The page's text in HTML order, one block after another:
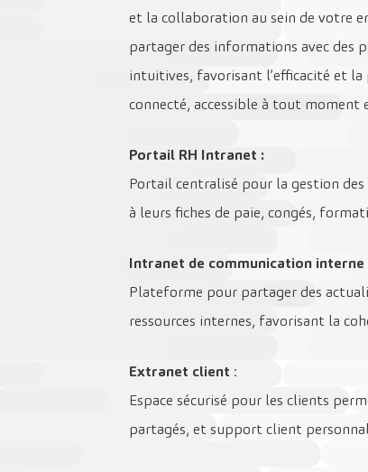
et la collaboration au sein de votre
partager des informations avec des
intuitives, favorisant l’efficacité et
connecté, accessible à tout moment
Portail RH Intranet :
Portail centralisé pour la gestion
à leurs fiches de paie, congés,
Intranet de communication interne
Plateforme pour partager des
ressources internes, favorisant la
Extranet client :
Espace sécurisé pour les clients
partagés, et support client